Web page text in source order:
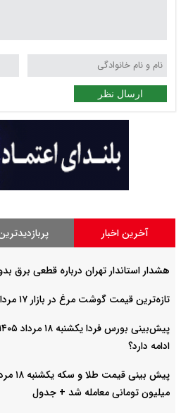
ارسال نظر
آخرین اخبار
هشدار استاندار تهران درباره قطعی برق
تازه‌ترین قیمت گوشت مرغ در بازار ۱۷ مردادماه ۱۴۰
ادامه دارد؟
میلیون تومانی معامله شد + جدول